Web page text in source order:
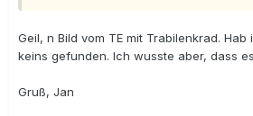
Geil, n Bild vom TE mit Trabilenkrad.
keins gefunden. Ich wusste aber, dass
Gruß, Jan